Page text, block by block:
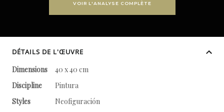
VOIR L'ANALYSE COMPLÈTE
DÉTAILS DE L'ŒUVRE
Dimensions
40 x 40 cm
Discipline
Pintura
Styles
Neofiguración